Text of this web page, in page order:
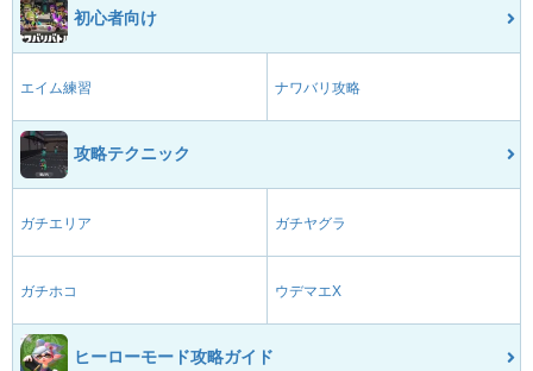
初心者向け
エイム練習 ナワバリ攻略
攻略テクニック
ガチエリア ガチヤグラ
ガチホコ ウデマエX
ヒーローモード攻略ガイド